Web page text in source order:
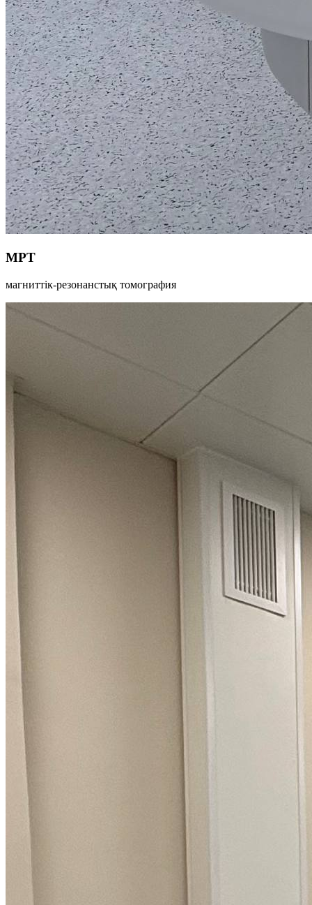
МРТ
магниттік-резонанстық томография